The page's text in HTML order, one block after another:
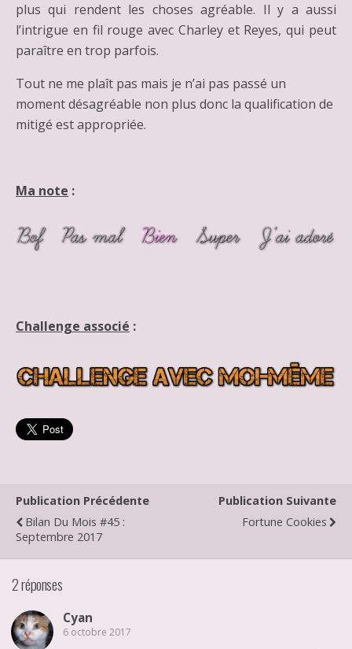
plus qui rendent les choses agréable. Il y a aussi
l’intrigue en fil rouge avec Charley et Reyes, qui peut
paraître en trop parfois.
Tout ne me plaît pas mais je n’ai pas passé un
moment désagréable non plus donc la qualification de
mitigé est appropriée.
Ma note :
Challenge associé :
Publication Précédente
Bilan Du Mois #45 :
Septembre 2017
Publication Suivante
Fortune Cookies
2 réponses
Cyan
6 octobre 2017